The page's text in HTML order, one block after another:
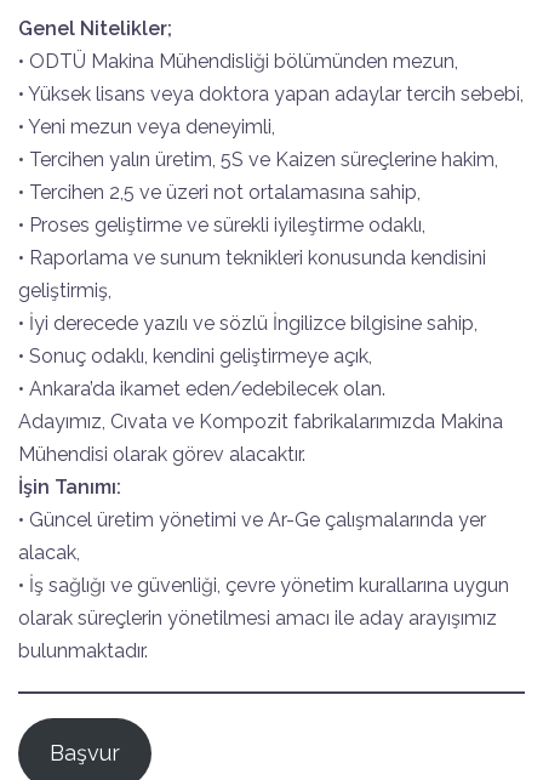
Genel Nitelikler;
• ODTÜ Makina Mühendisliği bölümünden mezun,
• Yüksek lisans veya doktora yapan adaylar tercih sebebi,
• Yeni mezun veya deneyimli,
• Tercihen yalın üretim, 5S ve Kaizen süreçlerine hakim,
• Tercihen 2,5 ve üzeri not ortalamasına sahip,
• Proses geliştirme ve sürekli iyileştirme odaklı,
• Raporlama ve sunum teknikleri konusunda kendisini
geliştirmiş,
• İyi derecede yazılı ve sözlü İngilizce bilgisine sahip,
• Sonuç odaklı, kendini geliştirmeye açık,
• Ankara’da ikamet eden/edebilecek olan.
Adayımız, Cıvata ve Kompozit fabrikalarımızda Makina
Mühendisi olarak görev alacaktır.
İşin Tanımı:
• Güncel üretim yönetimi ve Ar-Ge çalışmalarında yer
alacak,
• İş sağlığı ve güvenliği, çevre yönetim kurallarına uygun
olarak süreçlerin yönetilmesi amacı ile aday arayışımız
bulunmaktadır.
Başvur